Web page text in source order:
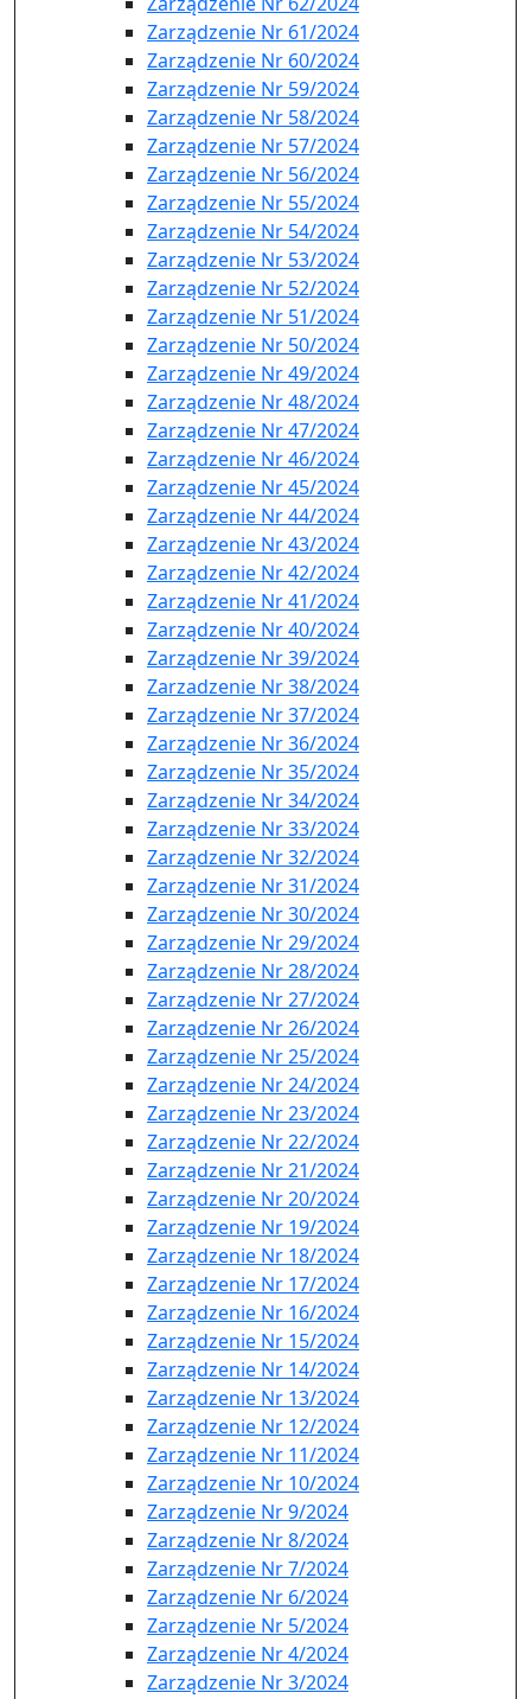
Zarządzenie Nr 61/2024
Zarządzenie Nr 60/2024
Zarządzenie Nr 59/2024
Zarządzenie Nr 58/2024
Zarządzenie Nr 57/2024
Zarządzenie Nr 56/2024
Zarządzenie Nr 55/2024
Zarządzenie Nr 54/2024
Zarządzenie Nr 53/2024
Zarządzenie Nr 52/2024
Zarządzenie Nr 51/2024
Zarządzenie Nr 50/2024
Zarządzenie Nr 49/2024
Zarządzenie Nr 48/2024
Zarządzenie Nr 47/2024
Zarządzenie Nr 46/2024
Zarządzenie Nr 45/2024
Zarządzenie Nr 44/2024
Zarządzenie Nr 43/2024
Zarządzenie Nr 42/2024
Zarządzenie Nr 41/2024
Zarządzenie Nr 40/2024
Zarządzenie Nr 39/2024
Zarzadzenie Nr 38/2024
Zarządzenie Nr 37/2024
Zarządzenie Nr 36/2024
Zarządzenie Nr 35/2024
Zarządzenie Nr 34/2024
Zarządzenie Nr 33/2024
Zarządzenie Nr 32/2024
Zarządzenie Nr 31/2024
Zarządzenie Nr 30/2024
Zarządzenie Nr 29/2024
Zarządzenie Nr 28/2024
Zarządzenie Nr 27/2024
Zarządzenie Nr 26/2024
Zarządzenie Nr 25/2024
Zarządzenie Nr 24/2024
Zarządzenie Nr 23/2024
Zarządzenie Nr 22/2024
Zarządzenie Nr 21/2024
Zarządzenie Nr 20/2024
Zarządzenie Nr 19/2024
Zarządzenie Nr 18/2024
Zarządzenie Nr 17/2024
Zarządzenie Nr 16/2024
Zarządzenie Nr 15/2024
Zarządzenie Nr 14/2024
Zarządzenie Nr 13/2024
Zarządzenie Nr 12/2024
Zarządzenie Nr 11/2024
Zarządzenie Nr 10/2024
Zarządzenie Nr 9/2024
Zarządzenie Nr 8/2024
Zarządzenie Nr 7/2024
Zarządzenie Nr 6/2024
Zarządzenie Nr 5/2024
Zarządzenie Nr 4/2024
Zarządzenie Nr 3/2024